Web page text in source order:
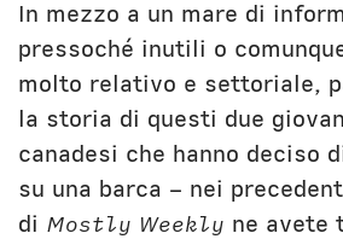
In mezzo a un mare di
pressoché inutili o
molto relativo e settoriale,
la storia di questi due
canadesi che hanno deciso
su una barca – nei
di Mostly Weekly ne avete